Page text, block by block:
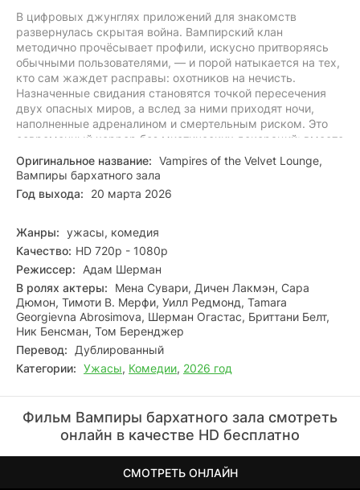
В цифровых джунглях приложений для знакомств
развернулась скрытая война. Вампирский клан
методично прочёсывает профили, искусно притворяясь
обычными пользователями, — и порой натыкается на тех,
кто сам жаждет расправы: охотников на нечисть.
Назначенные свидания становятся точкой пересечения
двух опасных миров, а вслед за ними приходят ночи,
наполненные адреналином и смертельным риском. Это
современный хоррор без мистических декораций: вместо
старинных замков — городские улицы, вместо древних
проклятий — чаты и геолокации. Экшен бьёт через край:
стремительные погони, обманчивые улыбки, внезапные
атаки — и вечная игра в «кто кого». Здесь каждый свайп
скрывается нечто куда более зловещее.
Оригинальное название: Vampires of the Velvet Lounge,
Вампиры бархатного зала
Год выхода:
20 марта 2026
Жанры: ужасы, комедия
Качество: HD 720p - 1080p
Режиссер:
Адам Шерман
В ролях актеры:
Мена Сувари, Дичен Лакмэн, Сара
Дюмон, Тимоти В. Мерфи, Уилл Редмонд, Tamara
Georgievna Abrosimova, Шерман Огастас, Бриттани Белт,
Ник Бенсман, Том Беренджер
Перевод:
Дублированный
Категории: Ужасы, Комедии, 2026 год
Фильм Вампиры бархатного зала смотреть
онлайн в качестве HD бесплатно
СМОТРЕТЬ ОНЛАЙН